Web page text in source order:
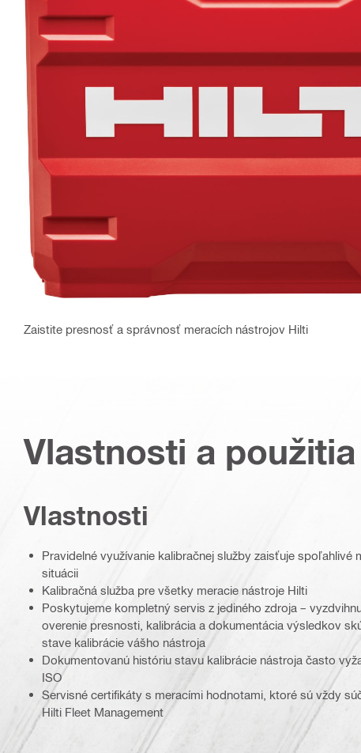
Zaistite presnosť a správnosť meracích nástrojov Hilti
Vlastnosti a použitia
Vlastnosti
Pravidelné využívanie kalibračnej služby zaisťuje spoľahlivé
situácii
Kalibračná služba pre všetky meracie nástroje Hilti
Poskytujeme kompletný servis z jediného zdroja –
overenie presnosti, kalibrácia a dokumentácia výsledkov
stave kalibrácie vášho nástroja
Dokumentovanú históriu stavu kalibrácie nástroja často
ISO
Servisné certifikáty s meracími hodnotami, ktoré sú vždy
Hilti Fleet Management